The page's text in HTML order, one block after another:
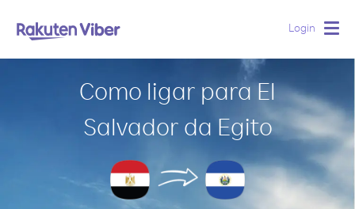
Login
Como ligar para El
Salvador da Egito